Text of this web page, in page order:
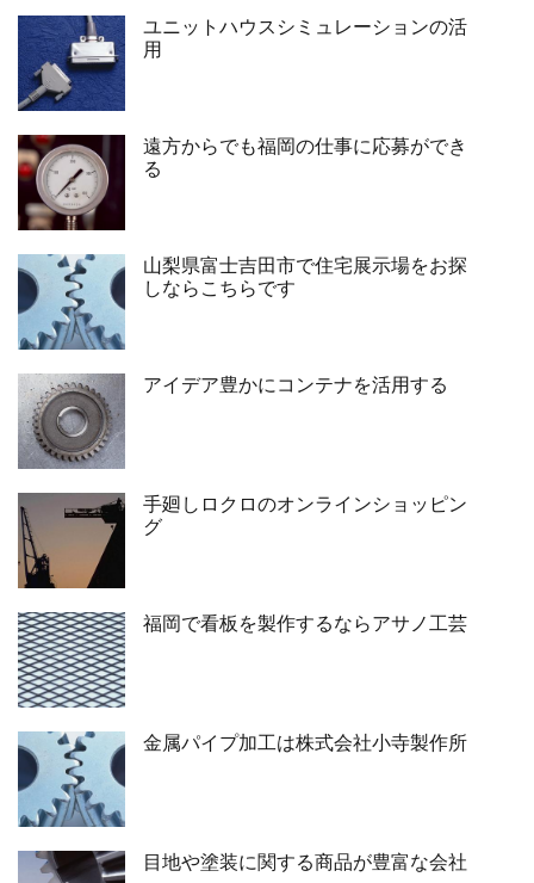
ユニットハウスシミュレーションの活
用
遠方からでも福岡の仕事に応募ができ
る
山梨県富士吉田市で住宅展示場をお探
しならこちらです
アイデア豊かにコンテナを活用する
手廻しロクロのオンラインショッピン
グ
福岡で看板を製作するならアサノ工芸
金属パイプ加工は株式会社小寺製作所
目地や塗装に関する商品が豊富な会社